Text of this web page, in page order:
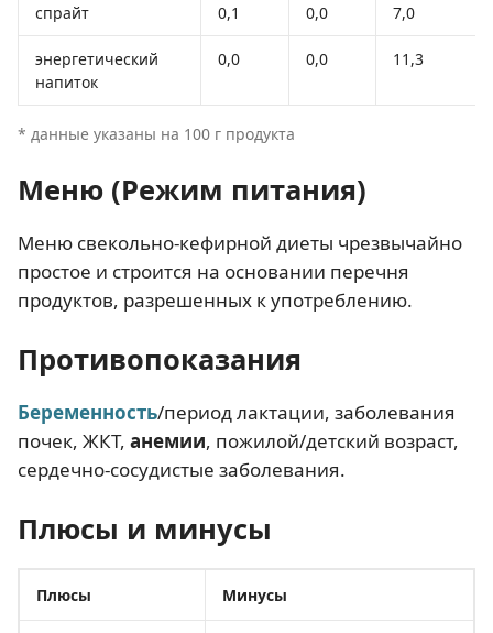
спрайт 0,1 0,0 7,0
энергетический
напиток
0,0 0,0 11,3
* данные указаны на 100 г продукта
Меню (Режим питания)
Меню свекольно-кефирной диеты чрезвычайно
простое и строится на основании перечня
продуктов, разрешенных к употреблению.
Противопоказания
Беременность/период лактации, заболевания
почек, ЖКТ, анемии, пожилой/детский возраст,
сердечно-сосудистые заболевания.
Плюсы и минусы
Плюсы Минусы